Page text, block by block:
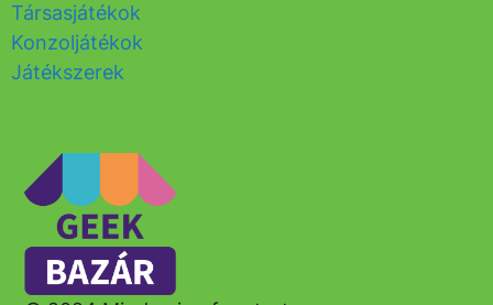
Társasjátékok
Konzoljátékok
Játékszerek